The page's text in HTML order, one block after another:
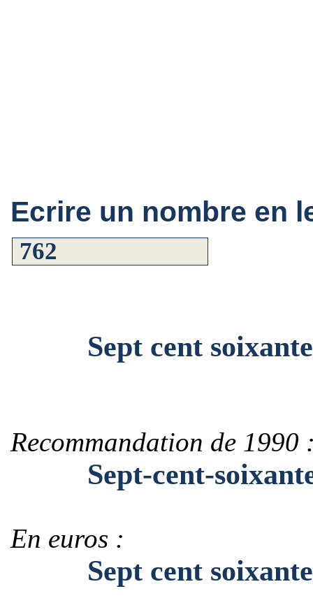
Ecrire un nombre en
Sept cent
Recommandation de 1990
Sept-cent-
En euros :
Sept cent soixante-